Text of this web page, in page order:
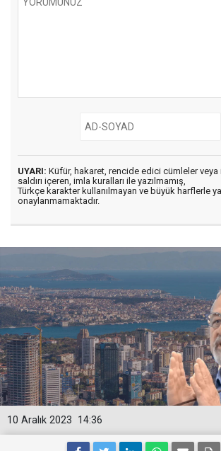
UYARI: Küfür, hakaret, rencide edici cümleler veya
saldırı içeren, imla kuralları ile yazılmamış,
Türkçe karakter kullanılmayan ve büyük harflerle
onaylanmamaktadır.
14:36
10 Aralık 2023